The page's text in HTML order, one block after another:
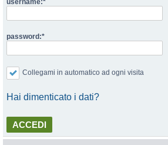
username:
password:
Collegami in automatico ad ogni visita
Hai dimenticato i dati?